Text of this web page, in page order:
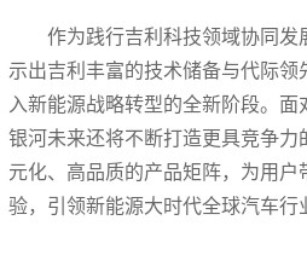
作为践行吉利科技领域协同
示出吉利丰富的技术储备与代际
入新能源战略转型的全新阶段。面
银河未来还将不断打造更具竞争力
元化、高品质的产品矩阵，为用
验，引领新能源大时代全球汽车行